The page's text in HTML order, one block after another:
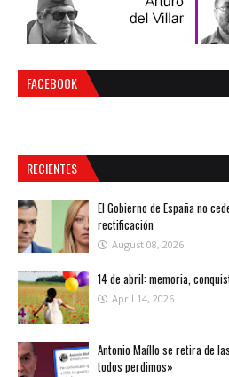
FACEBOOK
RECIENTES
El Gobierno de España no
rectificación
August 08, 2026
14 de abril: memoria,
April 14, 2026
Antonio Maíllo se retira de
todos perdimos»